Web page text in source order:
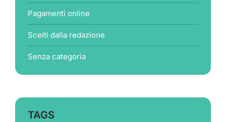
Pagamenti online
Scelti dalla redazione
Senza categoria
TAGS